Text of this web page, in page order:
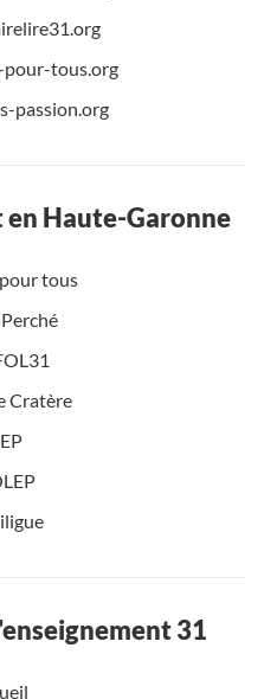
pour-tous.org
passion.org
Haute-Garonne
tous
Cratère
31